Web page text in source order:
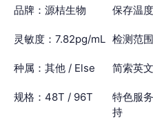
品牌：源桔生物 保存温
灵敏度：7.82pg/mL 检测范
种属：其他 / Else 简索英
规格：48T / 96T
特色服
持